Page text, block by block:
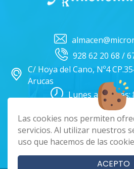
Las cookies nos permiten
servicios. Al utilizar nuestros
uso que hacemos de las
ACEPTO
928 62 20 68 /
C/ Hoya del Cano, Nº4
Arucas
Lunes a Viernes:
Facebook
Cookies|Aviso Legal|
Términos y